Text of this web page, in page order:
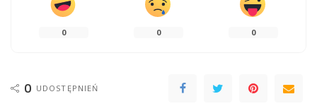
0 0 0
0 UDOSTĘPNIEŃ